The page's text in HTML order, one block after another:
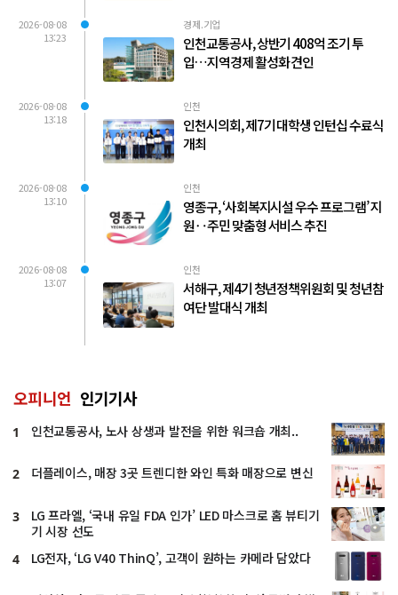
2026-08-08
13:23
경제.기업
인천교통공사, 상반기 408억 조기 투
입…지역경제 활성화 견인
2026-08-08
13:18
인천
인천시의회, 제7기 대학생 인턴십 수료식
개최
2026-08-08
13:10
인천
영종구, ‘사회복지시설 우수 프로그램’ 지
원‥주민 맞춤형 서비스 추진
2026-08-08
13:07
인천
서해구, 제4기 청년정책위원회 및 청년참
여단 발대식 개최
오피니언 인기기사
1 인천교통공사, 노사 상생과 발전을 위한 워크숍 개최..
2 더플레이스, 매장 3곳 트렌디한 와인 특화 매장으로 변신
3
LG 프라엘, ‘국내 유일 FDA 인가’ LED 마스크로 홈 뷰티기
기 시장 선도
4 LG전자, ‘LG V40 ThinQ’, 고객이 원하는 카메라 담았다